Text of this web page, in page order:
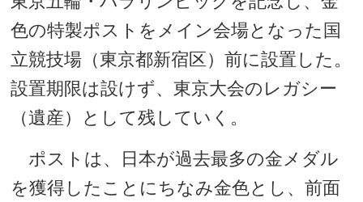
色の特製ポストをメイン会場となった国
立競技場（東京都新宿区）前に設置した。
設置期限は設けず、東京大会のレガシー
（遺産）として残していく。
ポストは、日本が過去最多の金メダル
を獲得したことにちなみ金色とし、前面